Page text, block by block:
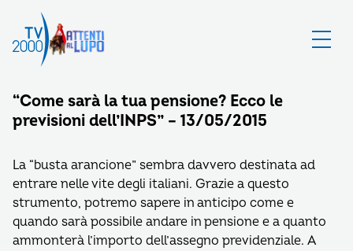
“Come sarà la tua pensione? Ecco le
previsioni dell’INPS” – 13/05/2015
La “busta arancione” sembra davvero destinata ad
entrare nelle vite degli italiani. Grazie a questo
strumento, potremo sapere in anticipo come e
quando sarà possibile andare in pensione e a quanto
ammonterà l’importo dell’assegno previdenziale. A